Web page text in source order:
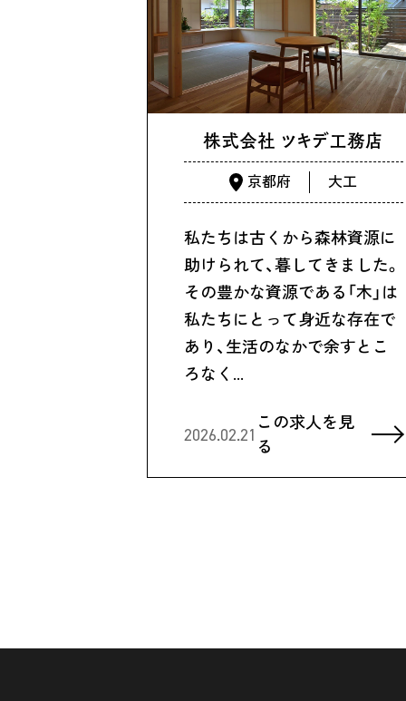
株式会社 ツキデ工務店
京都府 大工
私たちは古くから森林資源に
助けられて、暮してきました。
その豊かな資源である「木」は
私たちにとって身近な存在で
あり、生活のなかで余すとこ
ろなく…
2026.02.21
この求人を見
る